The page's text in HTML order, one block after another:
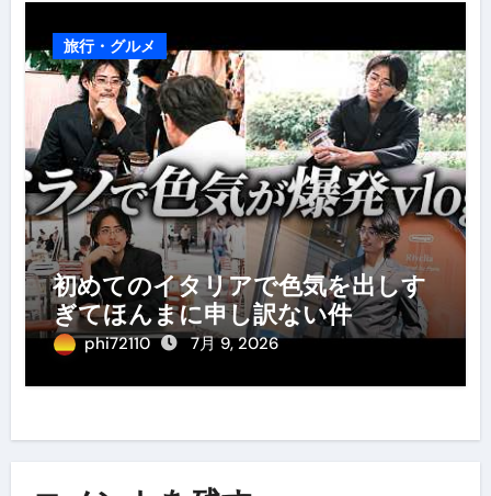
旅行・グルメ
初めてのイタリアで色気を出しす
ぎてほんまに申し訳ない件
phi72110 7月 9, 2026